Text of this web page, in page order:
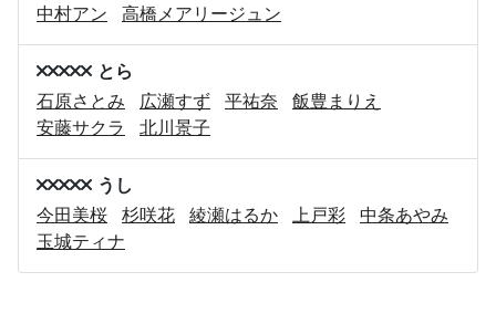
中村アン
高橋メアリージュン
とら
石原さとみ
広瀬すず 平祐奈
飯豊まりえ
安藤サクラ
北川景子
うし
今田美桜
杉咲花 綾瀬はるか 上戸彩
中条あやみ
玉城ティナ